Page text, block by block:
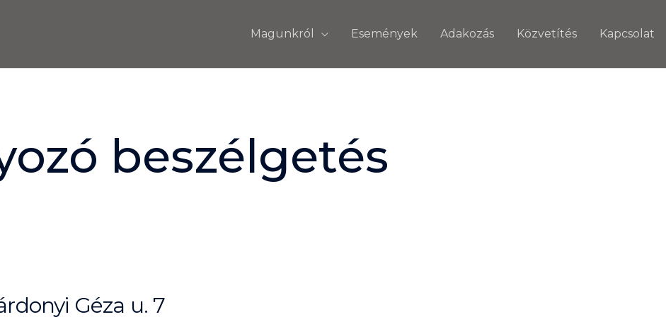
Magunkról Események Adakozás Közvetítés Kapcsolat
beszélgetés
Géza u. 7